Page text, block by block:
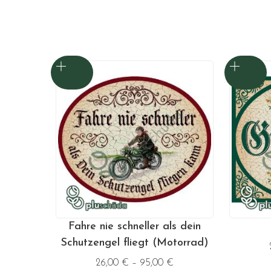
auf.
Die
Optionen
können
auf
der
Produktseite
gewählt
werden
Fahre nie schneller als dein
Schutzengel fliegt (Motorrad)
26,00 € – 95,00 €